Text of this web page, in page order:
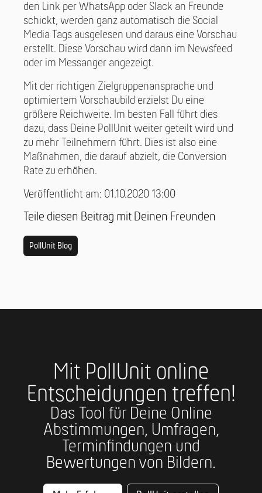
den Link per WhatsApp oder Slack an Freunde
schickt, werden ganz automatisch die Social
Media Tags ausgelesen und daraus eine Vorschau
erstellt. Diese Vorschau wird dann im Newsfeed
oder im Messanger angezeigt.
Mit der richtigen Zielgruppenansprache und
optimiertem Vorschaubild erzielst Du eine
größere Reichweite. Im besten Fall führt dies
dazu, dass Deine PollUnit weiter geteilt wird und
zu mehr Teilnehmern führt. Dies ist also eine
Maßnahmen, die darauf abzielt, die Conversion
Rate zu erhöhen.
Veröffentlicht am: 01.10.2020 13:00
Teile diesen Beitrag mit Deinen Freunden
PollUnit Blog
Mit PollUnit online
Entscheidungen treffen!
Das Tool für Deine Online
Abstimmungen, Umfragen,
Terminfindungen und
Bewertungen von Bildern.